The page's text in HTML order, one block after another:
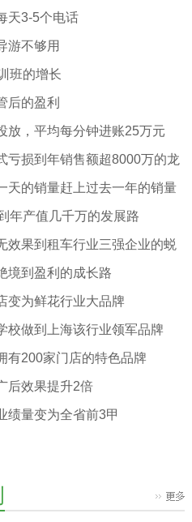
天3-5个电话
游不够用
班的增长
后的盈利
放，平均每分钟进账25万元
亏损到年销售额超8000万的龙
天的销量赶上过去一年的销量
年产值几千万的发展路
效果到租车行业三强企业的蜕
境到盈利的成长路
变为鲜花行业大品牌
校做到上海该行业领军品牌
有200家门店的特色品牌
后效果提升2倍
绩量变为全省前3甲